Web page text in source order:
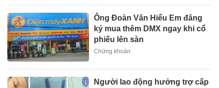
Ông Đoàn Văn Hiểu Em đăng
ký mua thêm DMX ngay khi cổ
phiếu lên sàn
Chứng khoán
Người lao động hưởng trợ cấp